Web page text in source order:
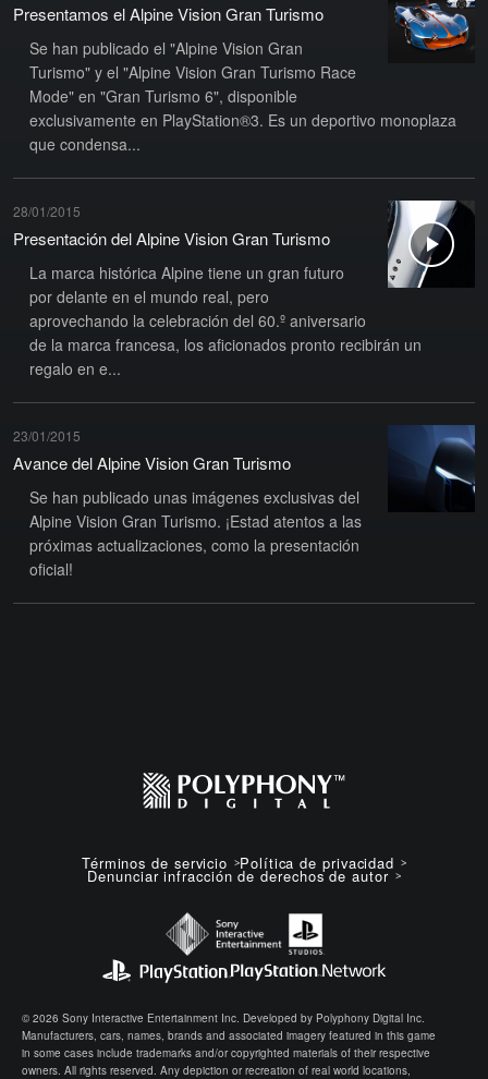
Presentamos el Alpine Vision Gran Turismo
Se han publicado el "Alpine Vision Gran
Turismo" y el "Alpine Vision Gran Turismo Race
Mode" en "Gran Turismo 6", disponible
exclusivamente en PlayStation®3. Es un deportivo monoplaza
que condensa...
28/01/2015
Presentación del Alpine Vision Gran Turismo
La marca histórica Alpine tiene un gran futuro
por delante en el mundo real, pero
aprovechando la celebración del 60.º aniversario
de la marca francesa, los aficionados pronto recibirán un
regalo en e...
23/01/2015
Avance del Alpine Vision Gran Turismo
Se han publicado unas imágenes exclusivas del
Alpine Vision Gran Turismo. ¡Estad atentos a las
próximas actualizaciones, como la presentación
oficial!
Términos de servicio Política de privacidad
Denunciar infracción de derechos de autor
© 2026 Sony Interactive Entertainment Inc. Developed by Polyphony Digital Inc.
Manufacturers, cars, names, brands and associated imagery featured in this game
in some cases include trademarks and/or copyrighted materials of their respective
owners. All rights reserved. Any depiction or recreation of real world locations,